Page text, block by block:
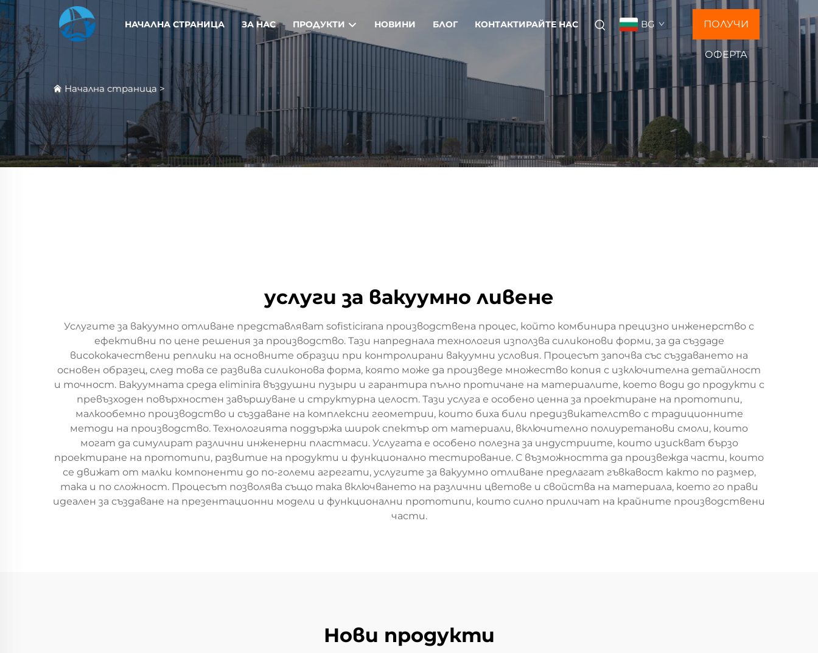
НАЧАЛНА СТРАНИЦА ЗА НАС ПРОДУКТИ НОВИНИ БЛОГ КОНТАКТИРАЙТЕ НАС BG ПОЛУЧИ
ОФЕРТА
Начална страница >
услуги за вакуумно ливене
Услугите за вакуумно отливане представляват sofisticirana производствена процес, който комбинира прецизно инженерство с
ефективни по цене решения за производство. Тази напреднала технология използва силиконови форми, за да създаде
висококачествени реплики на основните образци при контролирани вакуумни условия. Процесът започва със създаването на
основен образец, след това се развива силиконова форма, която може да произведе множество копия с изключителна детайлност
и точност. Вакуумната среда eliminira въздушни пузыри и гарантира пълно протичане на материалите, което води до продукти с
превъзходен повърхностен завършуване и структурна целост. Тази услуга е особено ценна за проектиране на прототипи,
малкообемно производство и създаване на комплексни геометрии, които биха били предизвикателство с традиционните
методи на производство. Технологията поддържа широк спектър от материали, включително полиуретанови смоли, които
могат да симулират различни инженерни пластмаси. Услугата е особено полезна за индустриите, които изискват бързо
проектиране на прототипи, развитие на продукти и функционално тестирование. С възможността да произвежда части, които
се движат от малки компоненти до по-големи агрегати, услугите за вакуумно отливане предлагат гъвкавост както по размер,
така и по сложност. Процесът позволява също така включването на различни цветове и свойства на материала, което го прави
идеален за създаване на презентационни модели и функционални прототипи, които силно приличат на крайните производствени
части.
Нови продукти